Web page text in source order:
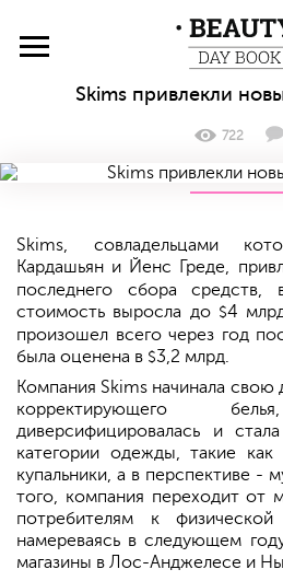
Skims привлекли
722
Skims, совладельцами
Кардашьян и Йенс Греде,
последнего сбора средств,
стоимость выросла до $4
произошел всего через год
была оценена в $3,2 млрд.
Компания Skims начинала свою
корректирующего
диверсифицировалась и
категории одежды, такие
купальники, а в перспективе -
того, компания переходит от
потребителям к физической
намереваясь в следующем
магазины в Лос-Анджелесе и